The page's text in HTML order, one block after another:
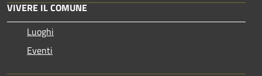
VIVERE IL COMUNE
Luoghi
Eventi